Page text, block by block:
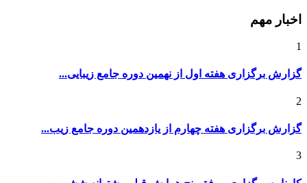
اخبار مهم
1
گزارش برگزاری هفته اول از نهمین دوره جامع زیبایی...
2
گزارش برگزاری هفته چهارم از یازدهمین دوره جامع زیب...
3